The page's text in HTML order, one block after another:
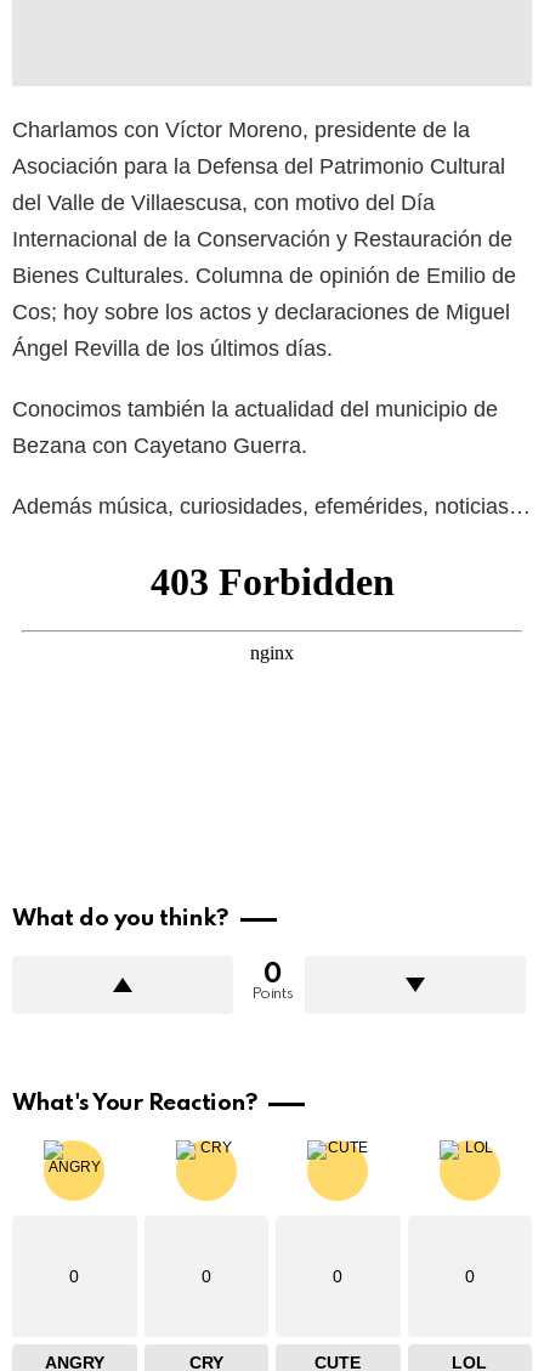
Charlamos con Víctor Moreno, presidente de la
Asociación para la Defensa del Patrimonio Cultural
del Valle de Villaescusa, con motivo del Día
Internacional de la Conservación y Restauración de
Bienes Culturales. Columna de opinión de Emilio de
Cos; hoy sobre los actos y declaraciones de Miguel
Ángel Revilla de los últimos días.
Conocimos también la actualidad del municipio de
Bezana con Cayetano Guerra.
Además música, curiosidades, efemérides, noticias…
What do you think?
0
Points
What's Your Reaction?
0
ANGRY
0
CRY
0
CUTE
0
LOL